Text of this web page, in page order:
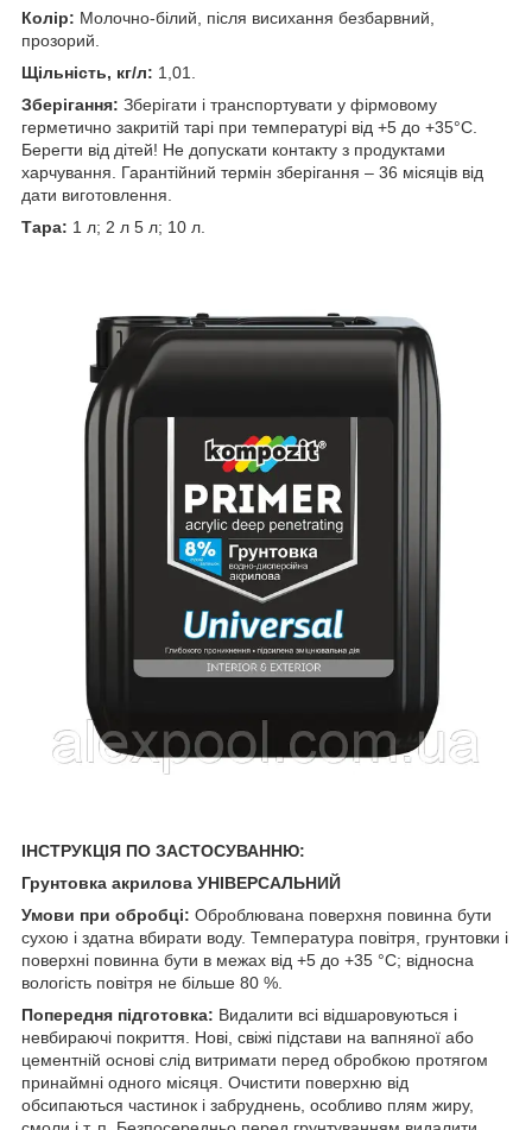
Колір: Молочно-білий, після висихання безбарвний,
прозорий.
Щільність, кг/л: 1,01.
Зберігання: Зберігати і транспортувати у фірмовому
герметично закритій тарі при температурі від +5 до +35°С.
Берегти від дітей! Не допускати контакту з продуктами
харчування. Гарантійний термін зберігання – 36 місяців від
дати виготовлення.
Тара: 1 л; 2 л 5 л; 10 л.
ІНСТРУКЦІЯ ПО ЗАСТОСУВАННЮ:
Грунтовка акрилова УНІВЕРСАЛЬНИЙ
Умови при обробці: Оброблювана поверхня повинна бути
сухою і здатна вбирати воду. Температура повітря, грунтовки і
поверхні повинна бути в межах від +5 до +35 °С; відносна
вологість повітря не більше 80 %.
Попередня підготовка: Видалити всі відшаровуються і
невбираючі покриття. Нові, свіжі підстави на вапняної або
цементній основі слід витримати перед обробкою протягом
принаймні одного місяця. Очистити поверхню від
обсипаються частинок і забруднень, особливо плям жиру,